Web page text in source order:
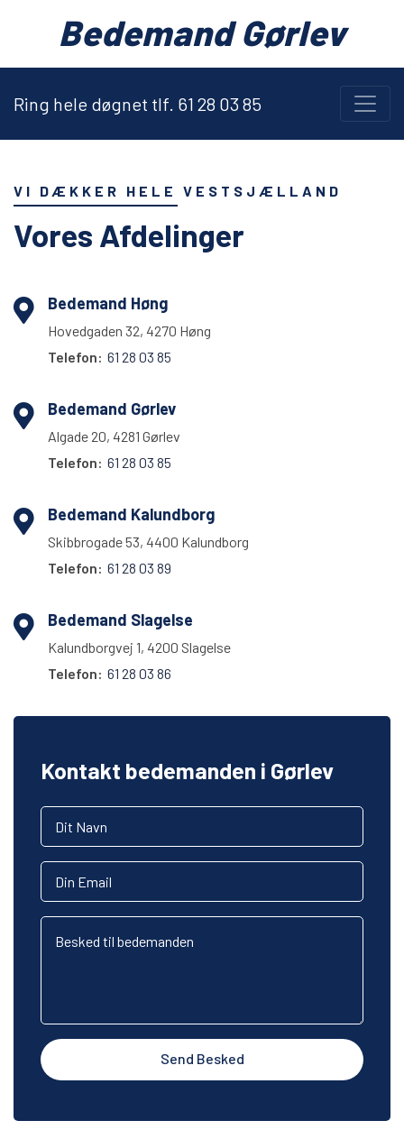
Bedemand Gørlev
Ring hele døgnet tlf. 61 28 03 85
VI DÆKKER HELE VESTSJÆLLAND
Vores Afdelinger
Bedemand Høng
Hovedgaden 32, 4270 Høng
Telefon: 61 28 03 85
Bedemand Gørlev
Algade 20, 4281 Gørlev
Telefon: 61 28 03 85
Bedemand Kalundborg
Skibbrogade 53, 4400 Kalundborg
Telefon: 61 28 03 89
Bedemand Slagelse
Kalundborgvej 1, 4200 Slagelse
Telefon: 61 28 03 86
Kontakt bedemanden i Gørlev
Send Besked